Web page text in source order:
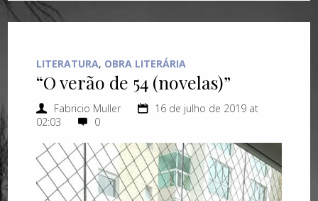
LITERATURA, OBRA LITERÁRIA
“O verão de 54 (novelas)”
Fabricio Muller
16 de julho de 2019 at
02:03
0